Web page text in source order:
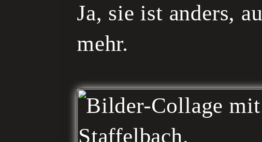
Ja, sie ist anders,
mehr.